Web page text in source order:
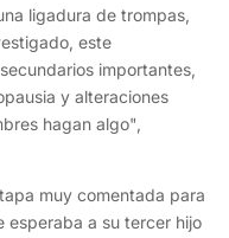
ligadura de trompas,
este
importantes,
y alteraciones
hagan algo",
muy comentada para
esperaba a su tercer hijo